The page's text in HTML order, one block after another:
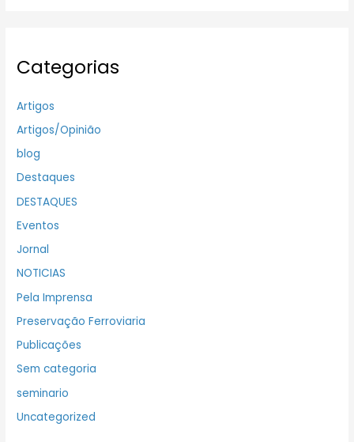
Categorias
Artigos
Artigos/Opinião
blog
Destaques
DESTAQUES
Eventos
Jornal
NOTICIAS
Pela Imprensa
Preservação Ferroviaria
Publicações
Sem categoria
seminario
Uncategorized